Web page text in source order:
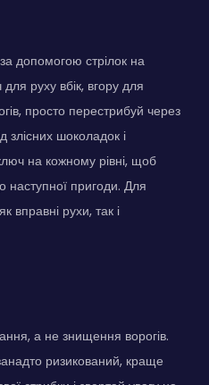
допомогою стрілок на
для руху вбік, вгору для
просто перестрибуй через
злісних шоколадок і
на кожному рівні, щоб
наступної пригоди. Для
вправні рухи, так і
а не знищення ворогів.
ризикований, краще